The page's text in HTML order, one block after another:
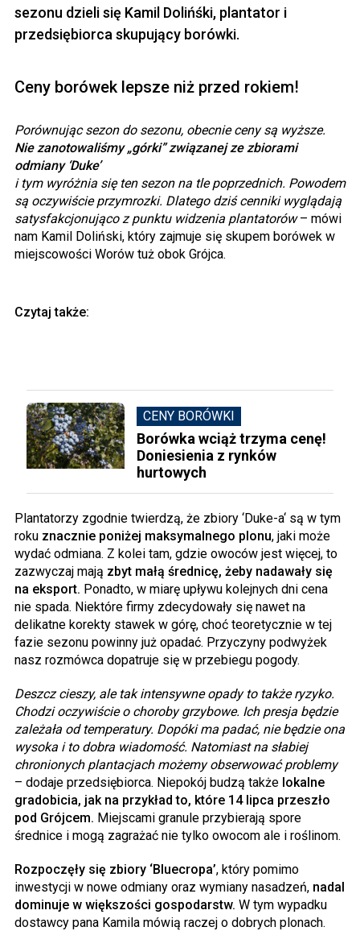
sezonu dzieli się Kamil Dolińśki, plantator i
przedsiębiorca skupujący borówki.
Ceny borówek lepsze niż przed rokiem!
Porównując sezon do sezonu, obecnie ceny są wyższe.
Nie zanotowaliśmy „górki” związanej ze zbiorami
odmiany ‘Duke’
i tym wyróżnia się ten sezon na tle poprzednich. Powodem
są oczywiście przymrozki. Dlatego dziś cenniki wyglądają
satysfakcjonująco z punktu widzenia plantatorów– mówi
nam Kamil Doliński, który zajmuje się skupem borówek w
miejscowości Worów tuż obok Grójca.
Czytaj także:
CENY BORÓWKI
Borówka wciąż trzyma cenę!
Doniesienia z rynków
hurtowych
Plantatorzy zgodnie twierdzą, że zbiory ‘Duke-a‘ są w tym
roku znacznie poniżej maksymalnego plonu, jaki może
wydać odmiana. Z kolei tam, gdzie owoców jest więcej, to
zazwyczaj mają zbyt małą średnicę, żeby nadawały się
na eksport. Ponadto, w miarę upływu kolejnych dni cena
nie spada. Niektóre firmy zdecydowały się nawet na
delikatne korekty stawek w górę, choć teoretycznie w tej
fazie sezonu powinny już opadać. Przyczyny podwyżek
nasz rozmówca dopatruje się w przebiegu pogody.
Deszcz cieszy, ale tak intensywne opady to także ryzyko.
Chodzi oczywiście o choroby grzybowe. Ich presja będzie
zależała od temperatury. Dopóki ma padać, nie będzie ona
wysoka i to dobra wiadomość. Natomiast na słabiej
chronionych plantacjach możemy obserwować problemy
– dodaje przedsiębiorca. Niepokój budzą także lokalne
gradobicia, jak na przykład to, które 14 lipca przeszło
pod Grójcem. Miejscami granule przybierają spore
średnice i mogą zagrażać nie tylko owocom ale i roślinom.
Rozpoczęły się zbiory ‘Bluecropa’, który pomimo
inwestycji w nowe odmiany oraz wymiany nasadzeń, nadal
dominuje w większości gospodarstw. W tym wypadku
dostawcy pana Kamila mówią raczej o dobrych plonach.